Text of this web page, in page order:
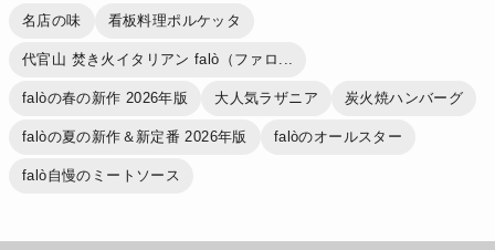
名店の味 看板料理ポルケッタ
代官山 焚き火イタリアン falò（ファロ...
falòの春の新作 2026年版 大人気ラザニア 炭火焼ハンバーグ
falòの夏の新作＆新定番 2026年版 falòのオールスター
falò自慢のミートソース